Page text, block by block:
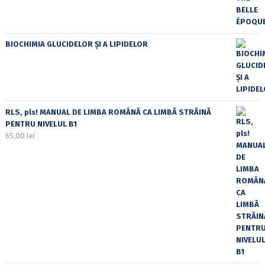
BIOCHIMIA GLUCIDELOR ȘI A LIPIDELOR
RLS, pls! MANUAL DE LIMBA ROMÂNĂ CA LIMBĂ STRĂINĂ
PENTRU NIVELUL B1
65,00 lei